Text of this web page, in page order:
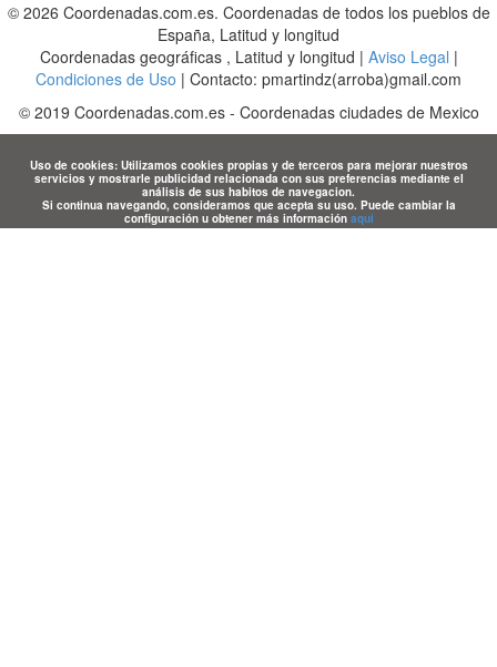
© 2026 Coordenadas.com.es. Coordenadas de todos los pueblos de
España, Latitud y longitud
Coordenadas geográficas , Latitud y longitud | Aviso Legal |
Condiciones de Uso | Contacto: pmartindz(arroba)gmail.com
© 2019 Coordenadas.com.es- Coordenadas ciudades de Mexico
Uso de cookies: Utilizamos cookies propias y de terceros para mejorar nuestros
servicios y mostrarle publicidad relacionada con sus preferencias mediante el
análisis de sus habitos de navegacion.
Si continua navegando, consideramos que acepta su uso. Puede cambiar la
configuración u obtener más información aqui